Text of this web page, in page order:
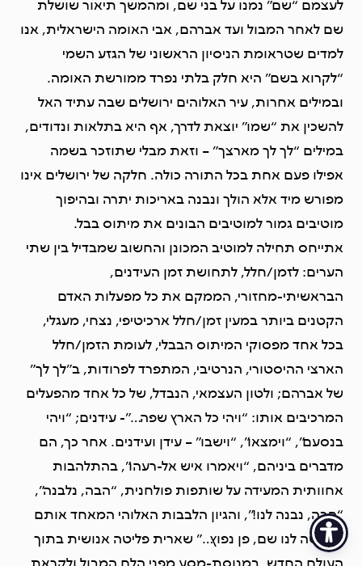
לעצמם “שם” נמנו על בני שם, ומהמשך תיאור שושלת
שם לאחר המבול ועד אברהם, אבי האומה הישראלית, אנו
למדים שטראומת הניסיון הראשוני של הגזע השמי
“לקרוא בשם” היא חלק בלתי נפרד ממורשת האומה.
ובמילים אחרות, עיר האלוהים ירושלים שבה עתיד האל
להשכין את “שמו” יוצאת לדרך, אף היא בתלאות ונדודים,
במילים “לך לך מארצך” – וזאת מבלי שתוזכר בשמה
אפילו פעם אחת בכל התורה כולה. חלקה של ירושלים אינו
מפורש מיד אלא הולך ונבנה באריכות יתרה ובהיפוך
מוטיבים גמור למוטיבים הבונים את מיתוס בבל.
אתייחס תחילה למוטיב המכונן והחשוב שמבדיל בין שתי
הערים: לזמן/חלל, לתחושת זמן העידנים,
הבראשיתי-מחזורי, הממקם את כל מפעלות האדם
הקטנים ביותר במעין זמן/חלל ארכיטיפי, נצחי, מעגלי,
בכל אחד מפסוקי המיתוס הבבלי, לעומת הזמן/חלל
הארצי ההיסטורי, הנרטיבי, המתפרד לפרודות, ב”לך לך”
של אברהם; ולטון העצמאי, הנבדל, של כל אחד מהפעלים
המרכיבים אותו: “ויהי כל הארץ שפה…”- עידנים; “ויהי
בנסעם”, “וימצאו”, “וישבו” – עידן ועידנים. אחר כך, הם
מדברים ביניהם, “ויאמרו איש אל-רעהו”, בהתלהבות
אחוותית המעידה על שותפות פולחנית, “הבה, נלבנה”,
“הבה, נבנה לנו!”, והגיון הלבבות האלוהי המאחד אותם
“ונעשה לנו שם, פן נפוץ…” שארית פליטה אנושית בתוך
העולם החדש, במנוסת-מסע מפני הלם המבול ולקראת